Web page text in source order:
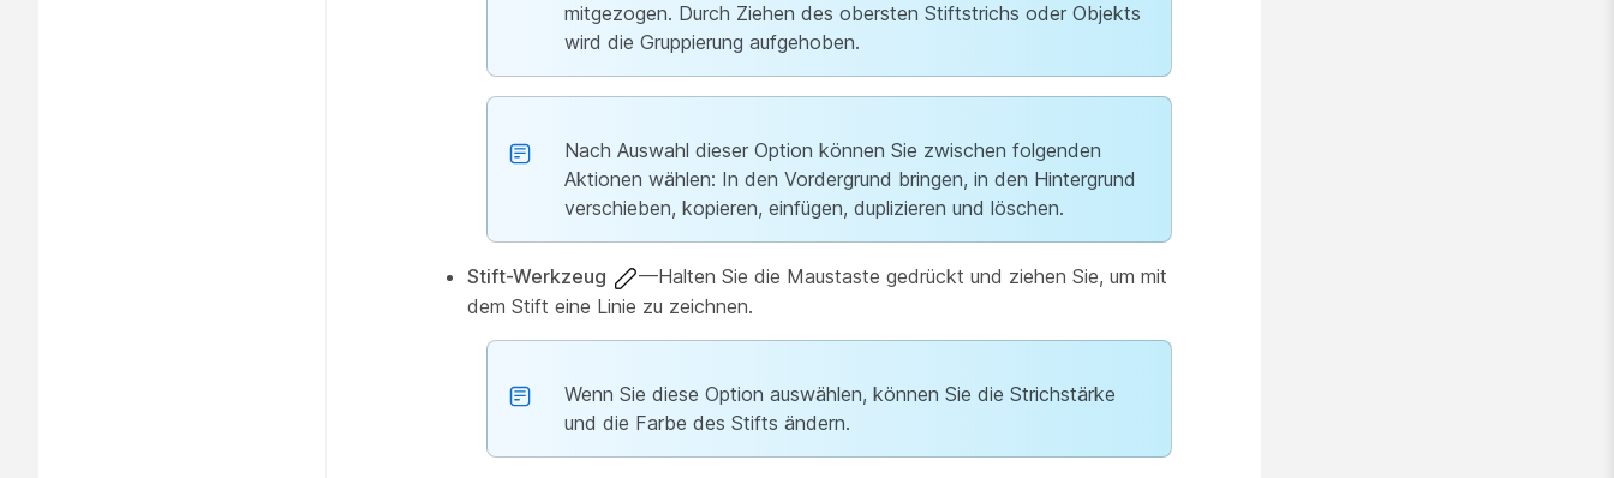
mitgezogen. Durch Ziehen des obersten Stiftstrichs oder Objekts
wird die Gruppierung aufgehoben.
Nach Auswahl dieser Option können Sie zwischen folgenden
Aktionen wählen: In den Vordergrund bringen, in den Hintergrund
verschieben, kopieren, einfügen, duplizieren und löschen.
Stift-Werkzeug
—Halten Sie die Maustaste gedrückt und ziehen Sie, um mit
dem Stift eine Linie zu zeichnen.
Wenn Sie diese Option auswählen, können Sie die Strichstärke
und die Farbe des Stifts ändern.